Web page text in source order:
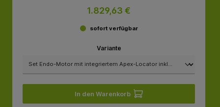
1.829,63 €
sofort verfügbar
Variante
In den Warenkorb